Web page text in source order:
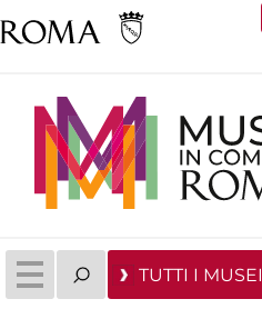
TUTTI I MUSEI